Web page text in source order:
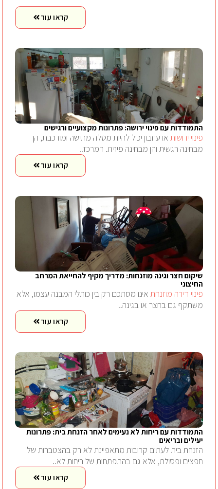
קראו עוד
התמודדות עם פינוי ירושה: פתרונות מקצועיים ורגישים
פינוי ירושות או עיזבון יכול להיות מטלה מתישה ומורכבת, הן
מבחינה רגשית והן מבחינה פיזית. המרכז..
קראו עוד
שיקום חצר וגינה מוזנחות: מדריך מקיף להחייאת המרחב
החיצוני
פינוי דירה מוזנחת אינו מסתכם רק בין כותלי המבנה עצמו, אלא
משתקף גם בחצר או בגינה..
קראו עוד
התמודדות עם ריחות לא נעימים לאחר הזנחת בית: פתרונות
יעילים ובריאים
הזנחת בית לעתים קרובות מתאפיינת לא רק בהצטברות של
חפצים ופסולת, אלא גם בהתפתחות של ריחות לא..
קראו עוד